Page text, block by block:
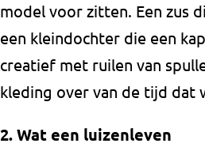
model voor zitten. Een zus
een kleindochter die een
creatief met ruilen van
kleding over van de tijd dat
2. Wat een luizenleven